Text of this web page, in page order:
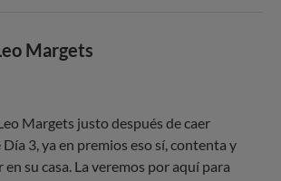
Margets
Margets justo después de caer
3, ya en premios eso sí, contenta y
su casa. La veremos por aquí para